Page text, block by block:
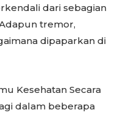
dari sebagian
tremor,
dipaparkan di
Kesehatan Secara
dalam beberapa